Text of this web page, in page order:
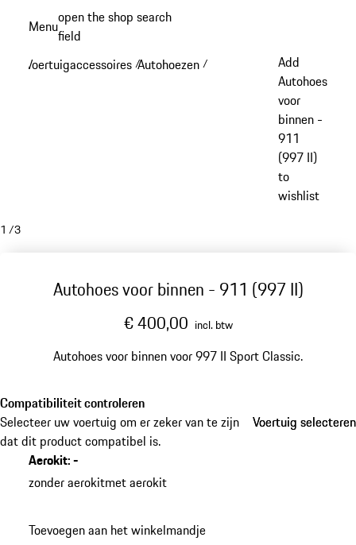
hoofdinhoud
Menuopen the shop search
field
Voertuigaccessoires /Autohoezen /
Add
Autohoes
voor
binnen -
911
(997 II)
to
wishlist
1 /3
Autohoes voor binnen - 911 (997 II)
€ 400,00 incl. btw
Autohoes voor binnen voor 997 II Sport Classic.
Compatibiliteit controleren
Selecteer uw voertuig om er zeker van te zijn
dat dit product compatibel is.
Voertuig selecteren
Voertuig selecteren
Aerokit:-
zonder aerokitmet aerokit
Toevoegen aan het winkelmandje